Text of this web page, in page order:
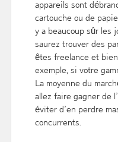
appareils sont
cartouche ou de
y a beaucoup sûr les
saurez trouver des
êtes freelance et
exemple, si votre
La moyenne du
allez faire gagner de
éviter d’en perdre
concurrents.